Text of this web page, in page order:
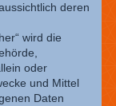
deren
wird die
oder
und Mittel
Daten